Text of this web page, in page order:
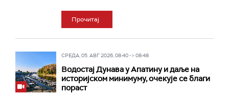
Прочитај
СРЕДА, 05. АВГ 2026, 08:40 -> 08:48
Водостај Дунава у Апатину и даље на
историјском минимуму, oчекује се благи
пораст